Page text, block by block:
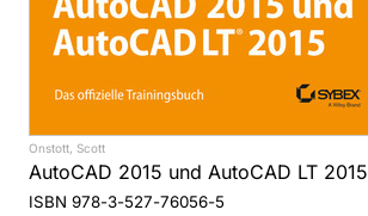
Onstott, Scott
AutoCAD 2015 und AutoCAD LT 2015
ISBN 978-3-527-76056-5